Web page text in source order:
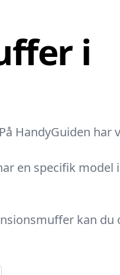
i
HandyGuiden
en specifik
kan